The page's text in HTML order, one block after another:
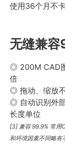
使用36个月不
无缝兼
◎ 200M CAD
倍
◎ 拖动、缩放
◎ 自动识别外
长度单位
[3] 兼容 99.9% 常用
和环境因素不同略有